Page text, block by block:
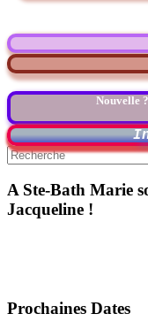
Nouvelle
A Ste-Bath Marie
Jacqueline !
Prochaines Dates